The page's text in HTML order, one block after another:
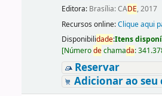
Editora: Brasília: CADE, 2017
Recursos online:Clique aqui
Disponibilidade:Itens
[Númerodechamada:
Reservar
Adicionar ao